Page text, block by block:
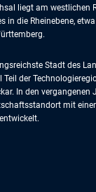
liegt am westlichen
in die Rheinebene,
Stadt des
der
In den vergangenen
mit